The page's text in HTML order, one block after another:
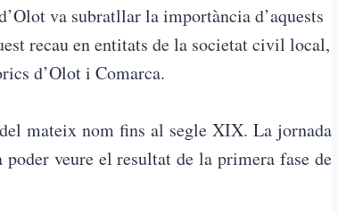
va subratllar la importància d’aquests
recau en entitats de la societat civil local,
d’Olot i Comarca.
mateix nom fins al segle XIX. La jornada
veure el resultat de la primera fase de